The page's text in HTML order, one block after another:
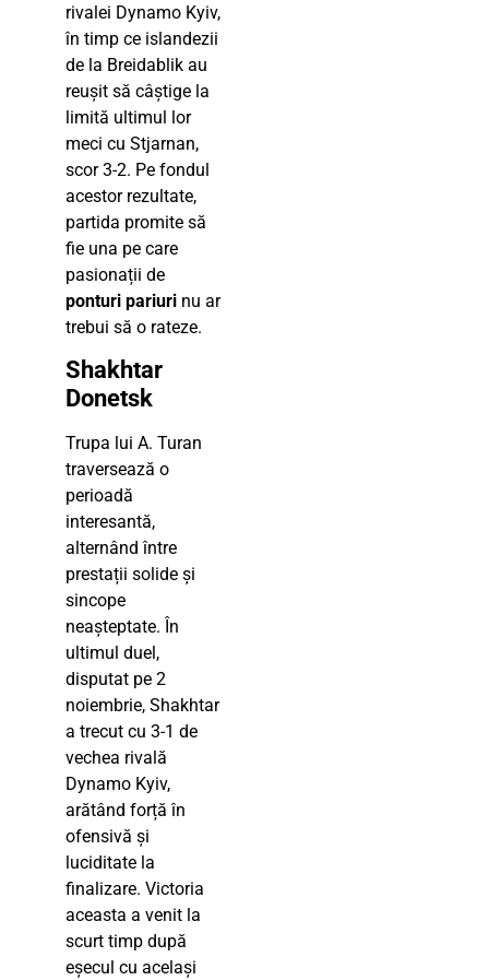
rivalei Dynamo Kyiv,
în timp ce islandezii
de la Breidablik au
reușit să câștige la
limită ultimul lor
meci cu Stjarnan,
scor 3-2. Pe fondul
acestor rezultate,
partida promite să
fie una pe care
pasionații de
ponturi pariuri nu ar
trebui să o rateze.
Shakhtar
Donetsk
Trupa lui A. Turan
traversează o
perioadă
interesantă,
alternând între
prestații solide și
sincope
neașteptate. În
ultimul duel,
disputat pe 2
noiembrie, Shakhtar
a trecut cu 3-1 de
vechea rivală
Dynamo Kyiv,
arătând forță în
ofensivă și
luciditate la
finalizare. Victoria
aceasta a venit la
scurt timp după
eșecul cu același